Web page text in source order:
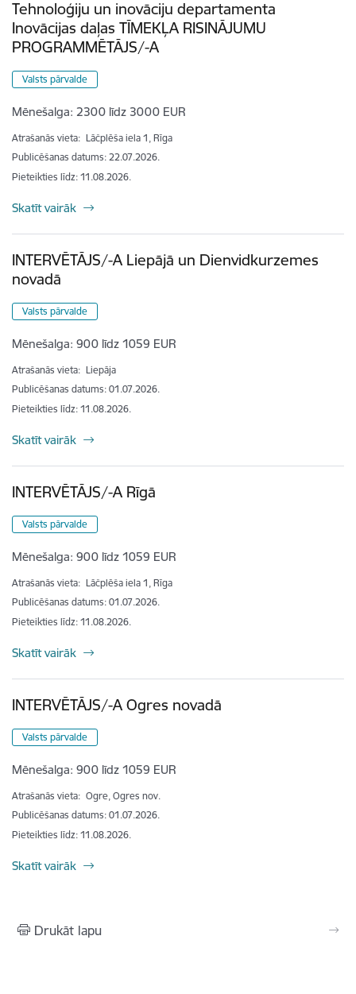
Tehnoloģiju un inovāciju departamenta
Inovācijas daļas TĪMEKĻA RISINĀJUMU
PROGRAMMĒTĀJS/-A
Valsts pārvalde
Mēnešalga: 2300 līdz 3000 EUR
Atrašanās vieta: Lāčplēša iela 1, Rīga
Publicēšanas datums: 22.07.2026.
Pieteikties līdz: 11.08.2026.
Skatīt vairāk
INTERVĒTĀJS/-A Liepājā un Dienvidkurzemes
novadā
Valsts pārvalde
Mēnešalga: 900 līdz 1059 EUR
Atrašanās vieta: Liepāja
Publicēšanas datums: 01.07.2026.
Pieteikties līdz: 11.08.2026.
Skatīt vairāk
INTERVĒTĀJS/-A Rīgā
Valsts pārvalde
Mēnešalga: 900 līdz 1059 EUR
Atrašanās vieta: Lāčplēša iela 1, Rīga
Publicēšanas datums: 01.07.2026.
Pieteikties līdz: 11.08.2026.
Skatīt vairāk
INTERVĒTĀJS/-A Ogres novadā
Valsts pārvalde
Mēnešalga: 900 līdz 1059 EUR
Atrašanās vieta: Ogre, Ogres nov.
Publicēšanas datums: 01.07.2026.
Pieteikties līdz: 11.08.2026.
Skatīt vairāk
Drukāt lapu